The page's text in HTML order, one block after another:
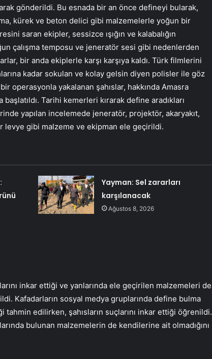
gönderildi. Bu esnada bir an önce defineyi bularak,
kürek ve beton delici gibi malzemelerle yoğun bir
saran ekipler, sessizce ışığın ve kalabalığın
çalışma temposu ve jeneratör sesi gibi nedenlerden
bir anda ekiplerle karşı karşıya kaldı. Türk filmlerini
kadar sokulan ve kolay gelsin diyen polisler ile göz
operasyonla yakalanan şahıslar, hakkında Amasra
Tarihi kemerleri kırarak define aradıkları
yapılan incelemede jeneratör, projektör, akaryakıt,
levye gibi malzeme ve ekipman ele geçirildi.
Yayman: Sel zararları
karşılanacak
Ağustos 8, 2026
inkar ettiği ve yanlarında ele geçirilen malzemeleri de
Kafadarların sosyal medya gruplarında define bulma
tahmin edilirken, şahısların suçlarını inkar ettiği öğrenildi.
bulunan malzemelerin de kendilerine ait olmadığını